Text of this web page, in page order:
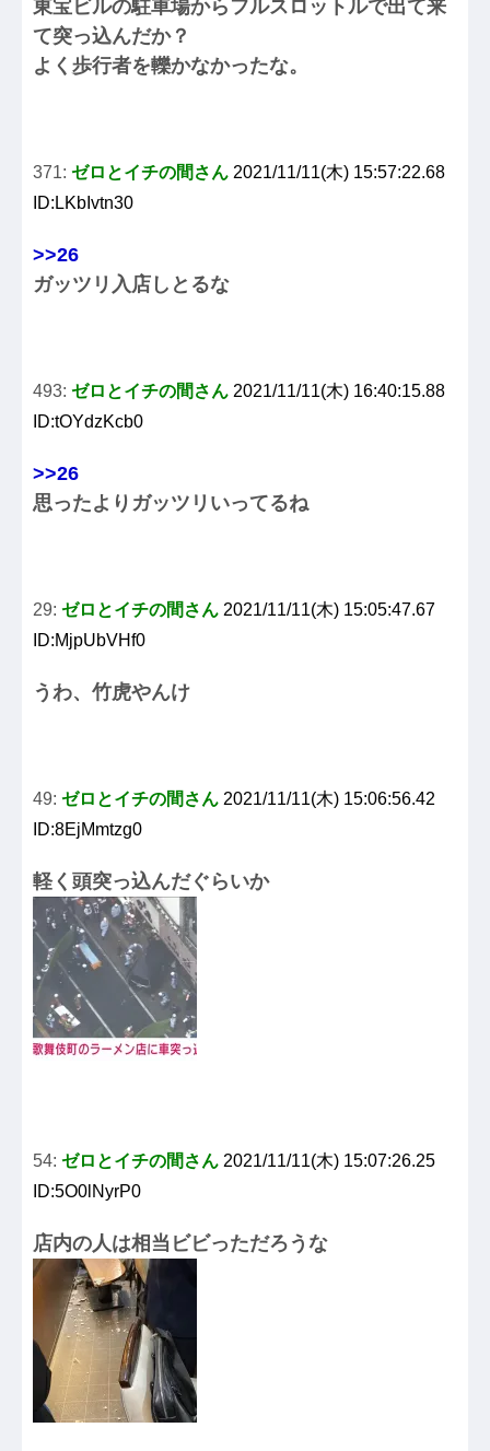
東宝ビルの駐車場からフルスロットルで出て来
て突っ込んだか？
よく歩行者を轢かなかったな。
371: ゼロとイチの間さん 2021/11/11(木) 15:57:22.68
ID:LKbIvtn30
>>26
ガッツリ入店しとるな
493: ゼロとイチの間さん 2021/11/11(木) 16:40:15.88
ID:tOYdzKcb0
>>26
思ったよりガッツリいってるね
29: ゼロとイチの間さん 2021/11/11(木) 15:05:47.67
ID:MjpUbVHf0
うわ、竹虎やんけ
49: ゼロとイチの間さん 2021/11/11(木) 15:06:56.42
ID:8EjMmtzg0
軽く頭突っ込んだぐらいか
54: ゼロとイチの間さん 2021/11/11(木) 15:07:26.25
ID:5O0lNyrP0
店内の人は相当ビビっただろうな